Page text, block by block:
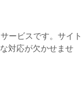
ービスです。サイト
対応が欠かせませ